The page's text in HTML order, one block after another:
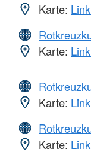
Karte:
Karte:
Karte:
Karte: